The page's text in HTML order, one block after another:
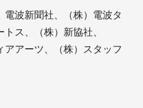
電波新聞社、（株）電波タ
ス、（株）新協社、
アアーツ、（株）スタッフ